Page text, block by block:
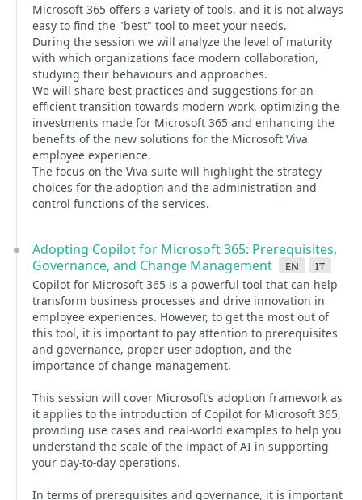
Microsoft 365 offers a variety of tools, and it is not always
easy to find the "best" tool to meet your needs.
During the session we will analyze the level of maturity
with which organizations face modern collaboration,
studying their behaviours and approaches.
We will share best practices and suggestions for an
efficient transition towards modern work, optimizing the
investments made for Microsoft 365 and enhancing the
benefits of the new solutions for the Microsoft Viva
employee experience.
The focus on the Viva suite will highlight the strategy
choices for the adoption and the administration and
control functions of the services.
Adopting Copilot for Microsoft 365: Prerequisites,
Governance, and Change Management
en it
Copilot for Microsoft 365 is a powerful tool that can help
transform business processes and drive innovation in
employee experiences. However, to get the most out of
this tool, it is important to pay attention to prerequisites
and governance, proper user adoption, and the
importance of change management.
This session will cover Microsoft’s adoption framework as
it applies to the introduction of Copilot for Microsoft 365,
providing use cases and real-world examples to help you
understand the scale of the impact of AI in supporting
your day-to-day operations.
In terms of prerequisites and governance, it is important